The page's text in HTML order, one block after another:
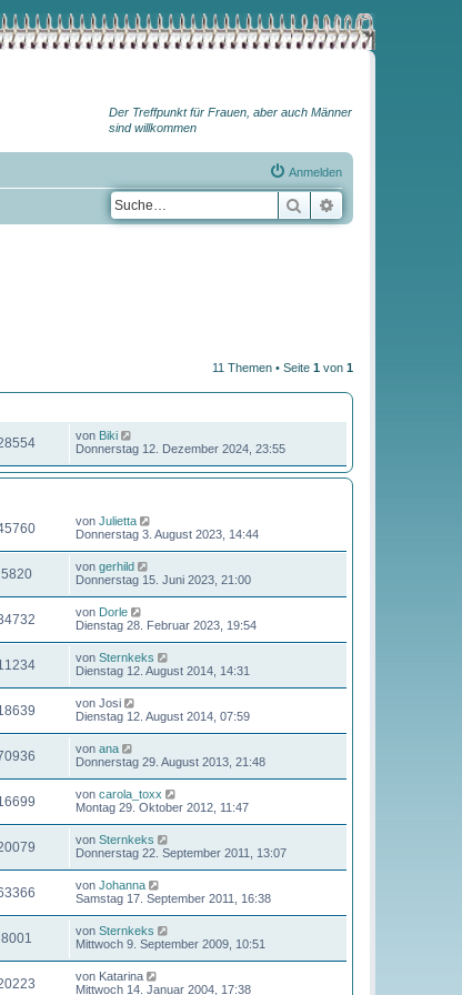
Der Treffpunkt für Frauen, aber auch Männer
sind willkommen
Anmelden
Suche
11 Themen • Seite 1von 1
von Biki
Donnerstag 12. Dezember 2024, 23:55
von Julietta
Donnerstag 3. August 2023, 14:44
5820 von gerhild
Donnerstag 15. Juni 2023, 21:00
von Dorle
Dienstag 28. Februar 2023, 19:54
von Sternkeks
Dienstag 12. August 2014, 14:31
von Josi
Dienstag 12. August 2014, 07:59
von ana
Donnerstag 29. August 2013, 21:48
von carola_toxx
Montag 29. Oktober 2012, 11:47
von Sternkeks
Donnerstag 22. September 2011, 13:07
von Johanna
Samstag 17. September 2011, 16:38
8001 von Sternkeks
Mittwoch 9. September 2009, 10:51
von Katarina
Mittwoch 14. Januar 2004, 17:38